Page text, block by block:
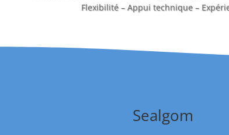
Flexibilité – Appui technique –
Sealgom